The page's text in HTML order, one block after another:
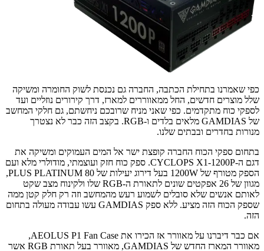
כפי שאמרנו בתחילת הכתבה, החברה גם נכנסת לשוק החומרה ומשיקה
שלל מוצרים חדשים, החל ממאווררים למארז, דרך קירורים נוזליים ועד
לספקי כוח מתקדמים. כפי שאני מניח שרובכם ניחשתם, גם חלקי המחשב
של GAMDIAS מלאים בלדים ו-RGB. בקצב הזה כבר לא נצטרך
מנורות בחדרים ובבתים שלנו.
בתחום ספקי הכוח החברה קופצת ישר אל המים העמוקים ומשיקה את
דגם ה-CYCLOPS X1-1200P. ספק כוח חזק ועוצמתי, מודולרי מלא ועם
הספק מטורף של 1200W בעל דירוג יעילות של 80 PLUS PLATINUM,
מגוון של 26 אפקטים שונים לתאורת ה-RGB שלו ולקינוח מצב שקט
לאותם אנשים שלא סובלים לשמוע רעש מהמחשב וזה רק חלק קטן ממה
שספק הכוח הזה מציע. ללא ספק GAMDIAS עשו עבודה מעולה בתחום
הזה.
אם כבר דיברנו על מאוורר אז הכירו את AEOLUS P1 Fan Case,
מאוורר המארז החדש של GAMDIAS, מאוורר בעל תאורת RGB אשר